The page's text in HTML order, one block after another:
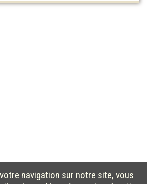
navigation sur notre site, vous